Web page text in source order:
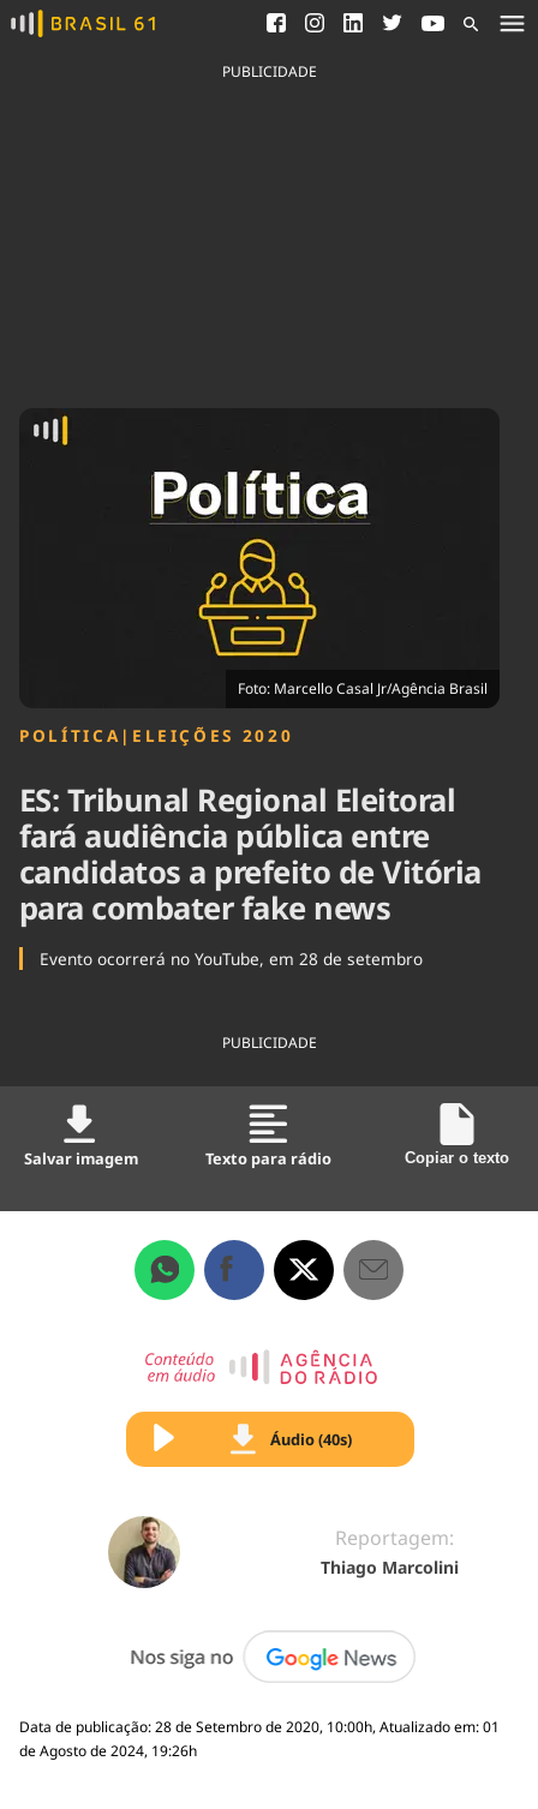
Ver todas as notícias
Saneamento
Indicadores
Agronegócios
Cultura
Economia
Educação
Infraestrutura
Internacional
Política
Saúde
PUBLICIDADE
Foto: Marcello Casal Jr/Agência Brasil
POLÍTICA | ELEIÇÕES 2020
ES: Tribunal Regional Eleitoral
fará audiência pública entre
candidatos a prefeito de Vitória
para combater fake news
Evento ocorrerá no YouTube, em 28 de setembro
PUBLICIDADE
Salvar imagem Texto para rádio Copiar o texto
Áudio (40s)
Reportagem:
Thiago Marcolini
Data de publicação: 28 de Setembro de 2020, 10:00h, Atualizado em: 01
de Agosto de 2024, 19:26h